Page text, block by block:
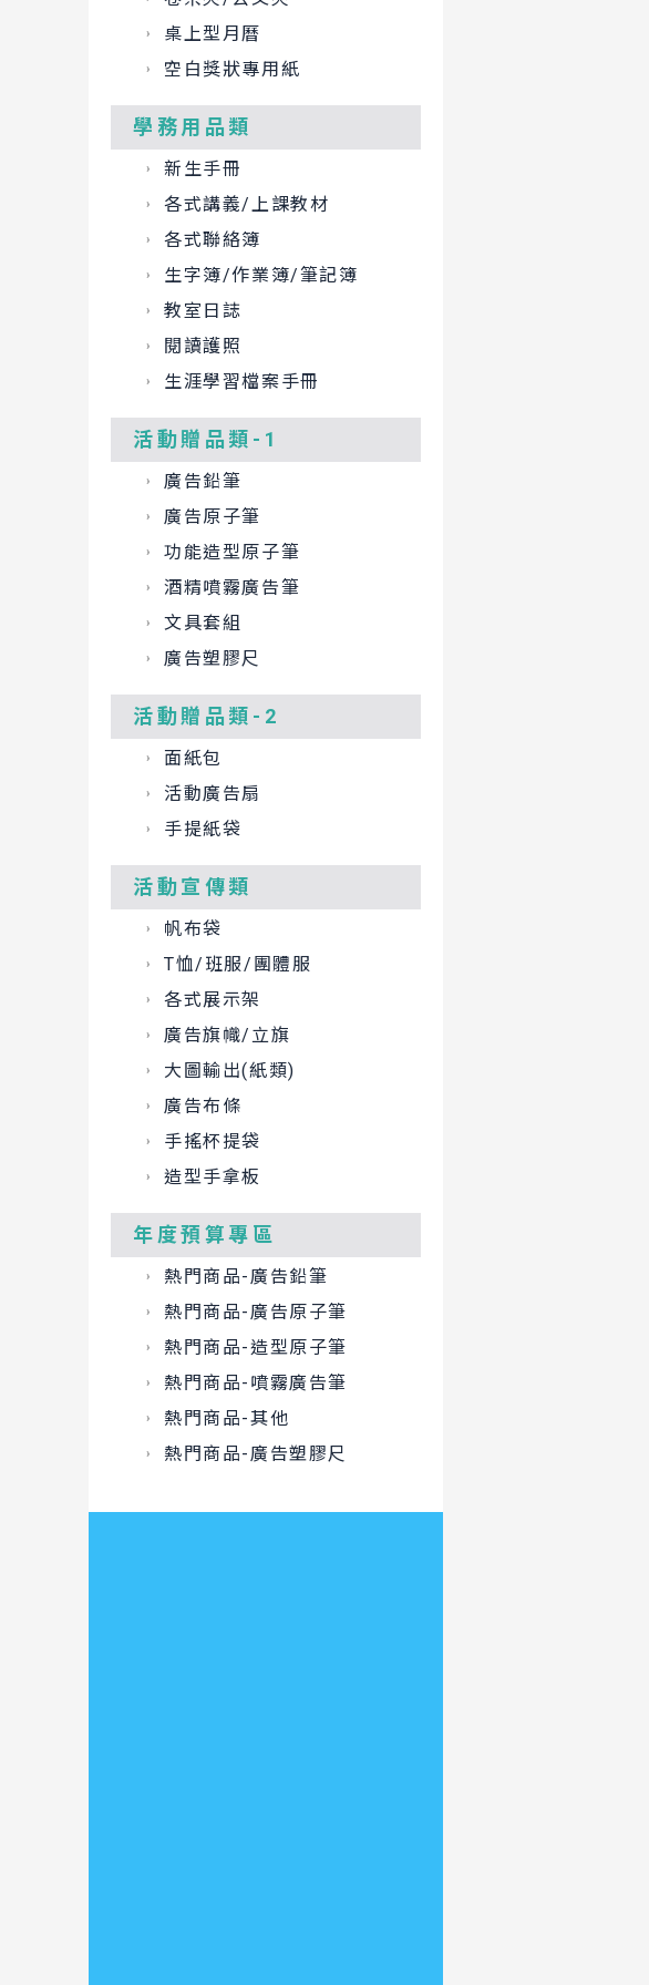
桌上型月曆
空白獎狀專用紙
學務用品類
新生手冊
各式講義/上課教材
各式聯絡簿
生字簿/作業簿/筆記簿
教室日誌
閱讀護照
生涯學習檔案手冊
活動贈品類-1
廣告鉛筆
廣告原子筆
功能造型原子筆
酒精噴霧廣告筆
文具套組
廣告塑膠尺
活動贈品類-2
面紙包
活動廣告扇
手提紙袋
活動宣傳類
帆布袋
T恤/班服/團體服
各式展示架
廣告旗幟/立旗
大圖輸出(紙類)
廣告布條
手搖杯提袋
造型手拿板
年度預算專區
熱門商品-廣告鉛筆
熱門商品-廣告原子筆
熱門商品-造型原子筆
熱門商品-噴霧廣告筆
熱門商品-其他
熱門商品-廣告塑膠尺